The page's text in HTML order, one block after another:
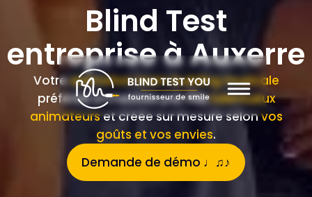
Blind Test
entreprise à Auxerre
Votreanimation team building musicale
préférée orchestrée par nostalentueux
animateurset créée sur mesure selonvos
goûts et vos envies.
Demande de démo ♩♫♪